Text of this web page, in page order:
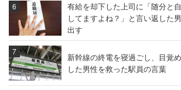
有給を却下した上司に「随分と
してますよね？」と言い返し
出す
新幹線の終電を寝過ごし、目覚
した男性を救った駅員の言葉